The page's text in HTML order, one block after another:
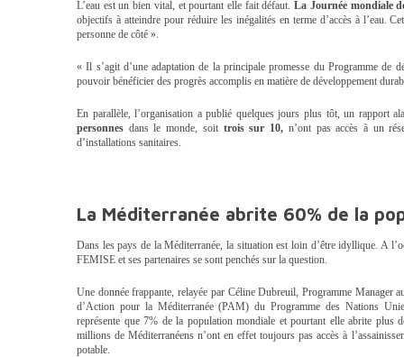
L’eau est un bien vital, et pourtant elle fait défaut.La Journée mondiale
objectifs à atteindre pour réduire les inégalités en terme d’accès à l’eau.
personne de côté ».
« Il s’agit d’une adaptation de la principale promesse du Programme de
pouvoir bénéficier des progrès accomplis en matière de développement
En parallèle, l’organisation a publié quelques jours plus tôt, un rapport
personnes dans le monde, soit trois sur 10, n’ont pas accès à un
d’installations sanitaires.
La Méditerranée abrite 60% de la
Dans les pays de la Méditerranée, la situation est loin d’êtreidyllique. A
FEMISE et ses partenaires se sont penchés sur la question.
Une donnée frappante, relayée par Céline Dubreuil, Programme Manager
d’Action pour la Méditerranée (PAM) du Programme des Nations
représente que 7% de la population mondiale et pourtant elle abrite
millions de Méditerranéens n’ont en effet toujours pas accès à
potable.